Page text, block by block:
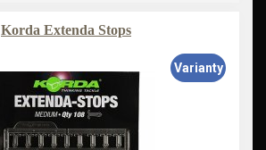
Korda Extenda Stops
Varianty